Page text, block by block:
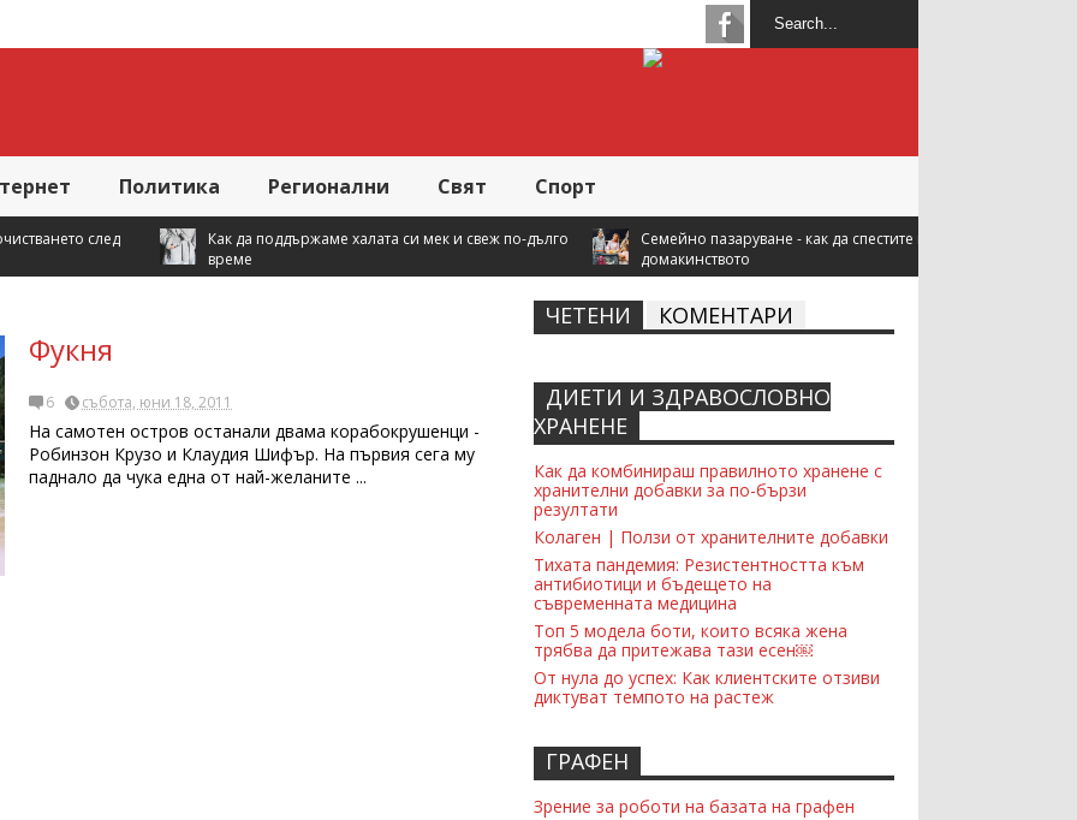
Политика Регионални Свят Спорт
Как да поддържаме халата си мек и свеж по-дълго
Семейно пазаруване - как да спестите повече, когато купувате за
Фукня
6 събота, юни 18, 2011
На самотен остров останали двама корабокрушенци -
Робинзон Крузо и Клаудия Шифър. На първия сега му
паднало да чука една от най-желаните ...
ЧЕТЕНИ КОМЕНТАРИ
Recent Comments Widget
ДИЕТИ И ЗДРАВОСЛОВНО
ХРАНЕНЕ
Как да комбинираш правилното хранене с
хранителни добавки за по-бързи
резултати
Колаген | Ползи от хранителните добавки
Тихата пандемия: Резистентността към
антибиотици и бъдещето на
съвременната медицина
Топ 5 модела боти, които всяка жена
трябва да притежава тази есен￼
От нула до успех: Как клиентските отзиви
диктуват темпото на растеж
ГРАФЕН
Зрение за роботи на базата на графен